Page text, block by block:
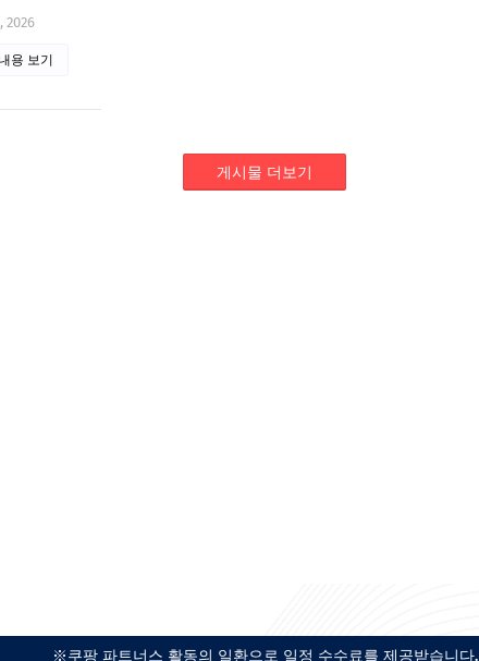
2026
용 보기
게시물 더보기
※쿠팡 파트너스 활동의 일환으로 일정 수수료를 제공받습니다.